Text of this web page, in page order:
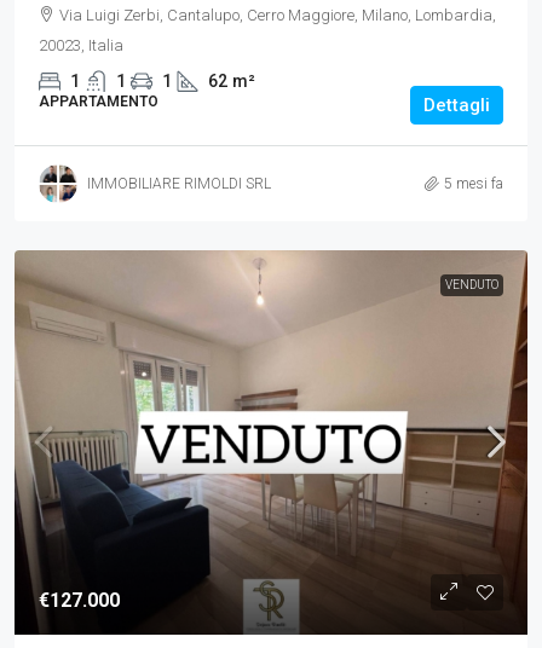
Via Luigi Zerbi, Cantalupo, Cerro Maggiore, Milano, Lombardia,
20023, Italia
1 1 1 62 m²
APPARTAMENTO Dettagli
IMMOBILIARE RIMOLDI SRL 5 mesi fa
VENDUTO
€127.000